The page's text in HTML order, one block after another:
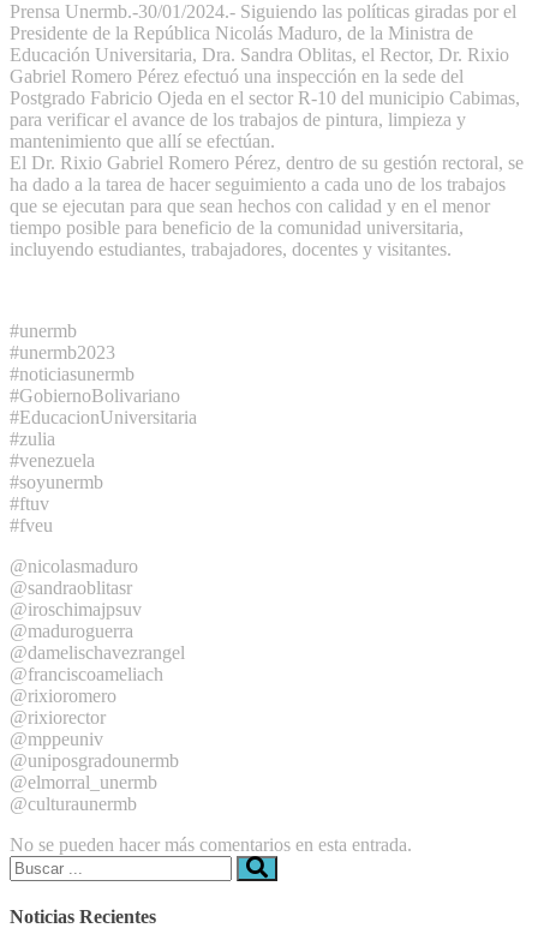
Prensa Unermb.-30/01/2024.- Siguiendo las políticas giradas por el
Presidente de la República Nicolás Maduro, de la Ministra de
Educación Universitaria, Dra. Sandra Oblitas, el Rector, Dr. Rixio
Gabriel Romero Pérez efectuó una inspección en la sede del
Postgrado Fabricio Ojeda en el sector R-10 del municipio Cabimas,
para verificar el avance de los trabajos de pintura, limpieza y
mantenimiento que allí se efectúan.
El Dr. Rixio Gabriel Romero Pérez, dentro de su gestión rectoral, se
ha dado a la tarea de hacer seguimiento a cada uno de los trabajos
que se ejecutan para que sean hechos con calidad y en el menor
tiempo posible para beneficio de la comunidad universitaria,
incluyendo estudiantes, trabajadores, docentes y visitantes.
#unermb
#unermb2023
#noticiasunermb
#GobiernoBolivariano
#EducacionUniversitaria
#zulia
#venezuela
#soyunermb
#ftuv
#fveu
@nicolasmaduro
@sandraoblitasr
@iroschimajpsuv
@maduroguerra
@damelischavezrangel
@franciscoameliach
@rixioromero
@rixiorector
@mppeuniv
@uniposgradounermb
@elmorral_unermb
@culturaunermb
No se pueden hacer más comentarios en esta entrada.
Buscar:
Noticias Recientes